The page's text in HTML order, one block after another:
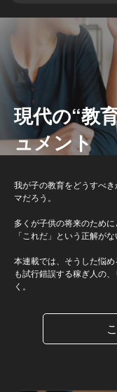
現代の“教
ュメント
我が子の教育をどうすべ
マだろう。
多くが子供の将来のため
「これだ」という正解が
本連載では、そうした悩
も試行錯誤する稼ぎ人の
く。